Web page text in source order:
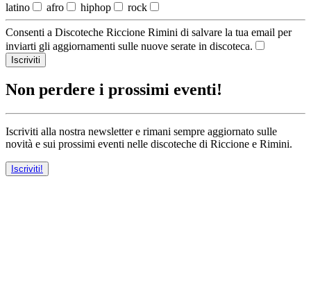
latino
afro hiphop rock
Consenti a Discoteche Riccione Rimini di salvare la tua email per
inviarti gli aggiornamenti sulle nuove serate in discoteca.
Iscriviti
Non perdere i prossimi eventi!
Iscriviti alla nostra newsletter e rimani sempre aggiornato sulle
novità e sui prossimi eventi nelle discoteche di Riccione e Rimini.
Iscriviti!